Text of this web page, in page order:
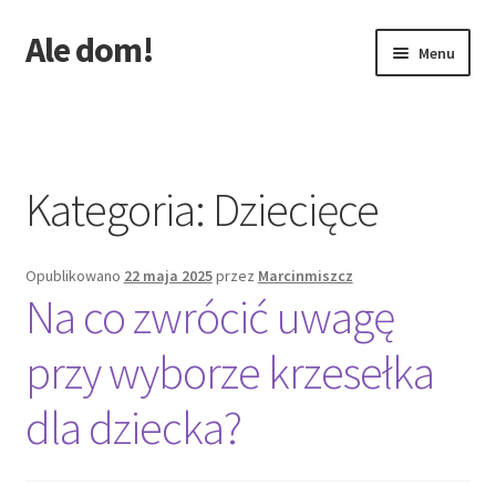
Przejdź
do
Przejdź
do
Ale dom! Menu
Kategoria: Dziecięce
Opublikowano 22 maja 2025przez Marcinmiszcz
Na co zwrócić uwagę
przy wyborze krzesełka
dla dziecka?